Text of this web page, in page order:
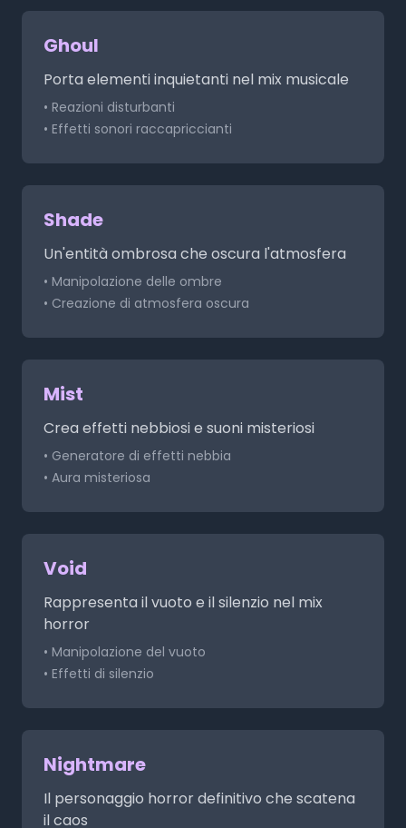
Ghoul
Porta elementi inquietanti nel mix musicale
• Reazioni disturbanti
• Effetti sonori raccapriccianti
Shade
Un'entità ombrosa che oscura l'atmosfera
• Manipolazione delle ombre
• Creazione di atmosfera oscura
Mist
Crea effetti nebbiosi e suoni misteriosi
• Generatore di effetti nebbia
• Aura misteriosa
Void
Rappresenta il vuoto e il silenzio nel mix
horror
• Manipolazione del vuoto
• Effetti di silenzio
Nightmare
Il personaggio horror definitivo che scatena
il caos